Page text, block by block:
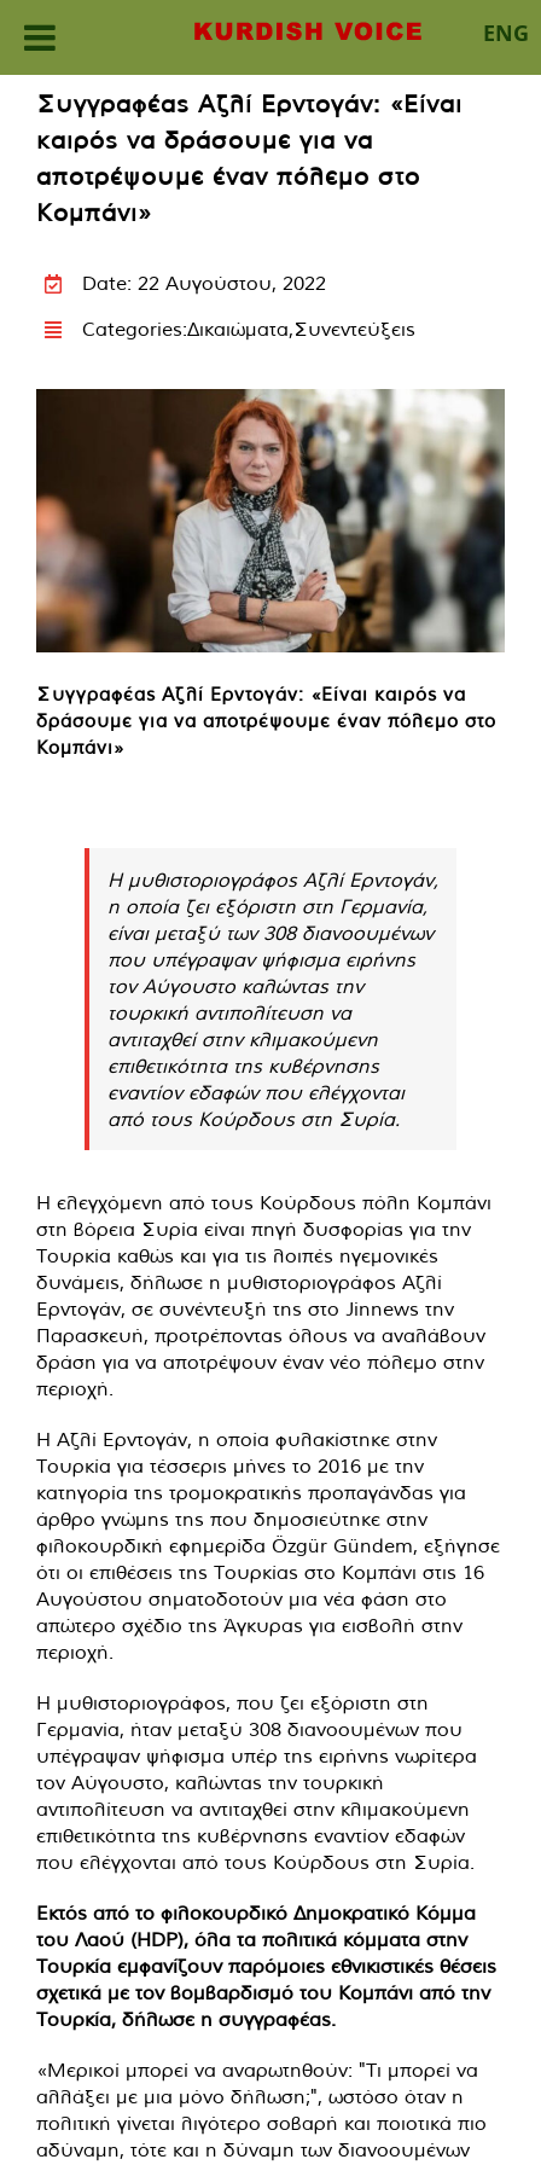
ENG
content
Συγγραφέας Αζλί Ερντογάν: «Είναι
καιρός να δράσουμε για να
αποτρέψουμε έναν πόλεμο στο
Κομπάνι»
Date: 22 Αυγούστου, 2022
Categories:Δικαιώματα,Συνεντεύξεις
Συγγραφέας Αζλί Ερντογάν: «Είναι καιρός να
δράσουμε για να αποτρέψουμε έναν πόλεμο στο
Κομπάνι»
Η μυθιστοριογράφος Αζλί Ερντογάν,
η οποία ζει εξόριστη στη Γερμανία,
είναι μεταξύ των 308 διανοουμένων
που υπέγραψαν ψήφισμα ειρήνης
τον Αύγουστο καλώντας την
τουρκική αντιπολίτευση να
αντιταχθεί στην κλιμακούμενη
επιθετικότητα της κυβέρνησης
εναντίον εδαφών που ελέγχονται
από τους Κούρδους στη Συρία.
Η ελεγχόμενη από τους Κούρδους πόλη Κομπάνι
στη βόρεια Συρία είναι πηγή δυσφορίας για την
Τουρκία καθώς και για τις λοιπές ηγεμονικές
δυνάμεις, δήλωσε η μυθιστοριογράφος Αζλί
Ερντογάν, σε συνέντευξή της στο Jinnews την
Παρασκευή, προτρέποντας όλους να αναλάβουν
δράση για να αποτρέψουν έναν νέο πόλεμο στην
περιοχή.
Η Αζλί Ερντογάν, η οποία φυλακίστηκε στην
Τουρκία για τέσσερις μήνες το 2016 με την
κατηγορία της τρομοκρατικής προπαγάνδας για
άρθρο γνώμης της που δημοσιεύτηκε στην
φιλοκουρδική εφημερίδα Özgür Gündem, εξήγησε
ότι οι επιθέσεις της Τουρκίας στο Κομπάνι στις 16
Αυγούστου σηματοδοτούν μια νέα φάση στο
απώτερο σχέδιο της Άγκυρας για εισβολή στην
περιοχή.
Η μυθιστοριογράφος, που ζει εξόριστη στη
Γερμανία, ήταν μεταξύ 308 διανοουμένων που
υπέγραψαν ψήφισμα υπέρ της ειρήνης νωρίτερα
τον Αύγουστο, καλώντας την τουρκική
αντιπολίτευση να αντιταχθεί στην κλιμακούμενη
επιθετικότητα της κυβέρνησης εναντίον εδαφών
που ελέγχονται από τους Κούρδους στη Συρία.
Εκτός από το φιλοκουρδικό Δημοκρατικό Κόμμα
του Λαού (HDP), όλα τα πολιτικά κόμματα στην
Τουρκία εμφανίζουν παρόμοιες εθνικιστικές θέσεις
σχετικά με τον βομβαρδισμό του Κομπάνι από την
Τουρκία, δήλωσε η συγγραφέας.
«Μερικοί μπορεί να αναρωτηθούν: "Τι μπορεί να
αλλάξει με μια μόνο δήλωση;", ωστόσο όταν η
πολιτική γίνεται λιγότερο σοβαρή και ποιοτικά πιο
αδύναμη, τότε και η δύναμη των διανοουμένων